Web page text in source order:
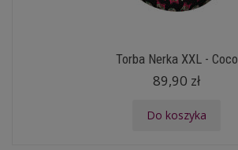
Torba Nerka XXL - Coco
89,90 zł
Do koszyka